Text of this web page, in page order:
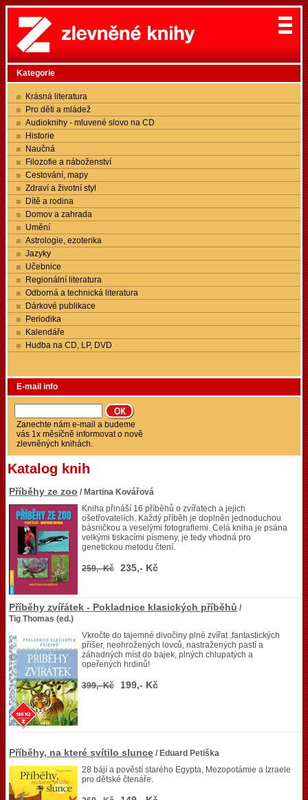
Kategorie
Krásná literatura
Pro děti a mládež
Audioknihy - mluvené slovo na CD
Historie
Naučná
Filozofie a náboženství
Cestování, mapy
Zdraví a životní styl
Dítě a rodina
Domov a zahrada
Umění
Astrologie, ezoterika
Jazyky
Učebnice
Regionální literatura
Odborná a technická literatura
Dárkové publikace
Periodika
Kalendáře
Hudba na CD, LP, DVD
E-mail info
Zanechte nám e-mail a budeme
vás 1x měsíčně informovat o nově
zlevněných knihách.
Katalog knih
Příběhy ze zoo / Martina Kovářová
Kniha přináší 16 příběhů o zvířatech a jejich
ošetřovatelích. Každý příběh je doplněn jednoduchou
básničkou a veselými fotografiemi. Celá kniha je psána
velkými tiskacími písmeny, je tedy vhodná pro
genetickou metodu čtení.
259,- Kč 235,- Kč
Příběhy zvířátek - Pokladnice klasických příběhů /
Tig Thomas (ed.)
Vkročte do tajemné divočiny plné zvířat ,fantastických
příšer, neohrožených lovců, nastražených pastí a
záhadných míst do bajek, plných chlupatých a
opeřených hrdinů!
399,- Kč 199,- Kč
Příběhy, na které svítilo slunce / Eduard Petiška
28 bájí a pověstí starého Egypta, Mezopotámie a Izraele
pro dětské čtenáře.